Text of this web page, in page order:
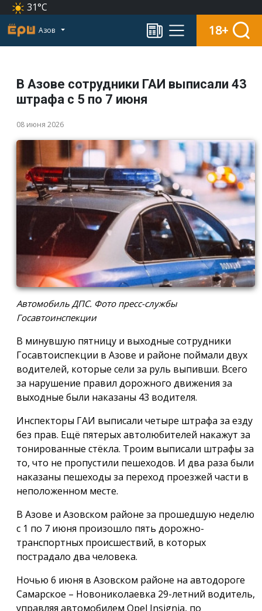
31°C
Азов 18+
В Азове сотрудники ГАИ выписали 43
штрафа с 5 по 7 июня
08 июня 2026
Автомобиль ДПС. Фото пресс-службы
Госавтоинспекции
В минувшую пятницу и выходные сотрудники
Госавтоиспекции в Азове и районе поймали двух
водителей, которые сели за руль выпивши. Всего
за нарушение правил дорожного движения за
выходные были наказаны 43 водителя.
Инспекторы ГАИ выписали четыре штрафа за езду
без прав. Ещё пятерых автолюбителей накажут за
тонированные стёкла. Троим выписали штрафы за
то, что не пропустили пешеходов. И два раза были
наказаны пешеходы за переход проезжей части в
неположенном месте.
В Азове и Азовском районе за прошедшую неделю
с 1 по 7 июня произошло пять дорожно-
транспортных происшествий, в которых
пострадало два человека.
Ночью 6 июня в Азовском районе на автодороге
Самарское – Новониколаевка 29-летний водитель,
управляя автомобилем Opel Insignia, по